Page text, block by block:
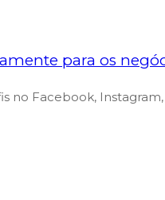
para os
Facebook,